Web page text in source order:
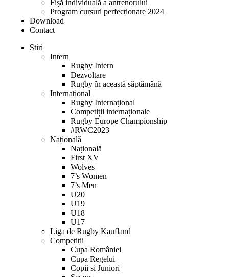
Fișă individuală a antrenorului
Program cursuri perfecționare 2024
Download
Contact
Știri
Intern
Rugby Intern
Dezvoltare
Rugby în această săptămână
Internațional
Rugby Internațional
Competiții internaționale
Rugby Europe Championship
#RWC2023
Națională
Națională
First XV
Wolves
7’s Women
7’s Men
U20
U19
U18
U17
Liga de Rugby Kaufland
Competiții
Cupa României
Cupa Regelui
Copii si Juniori